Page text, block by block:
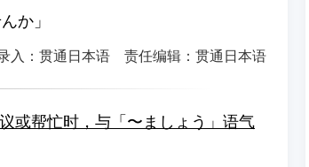
か」
入：贯通日本语 责任编辑：贯通日本语
或帮忙时，与「〜ましょう」语气